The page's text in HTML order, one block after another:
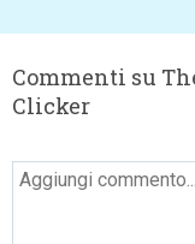
Commenti su
Clicker